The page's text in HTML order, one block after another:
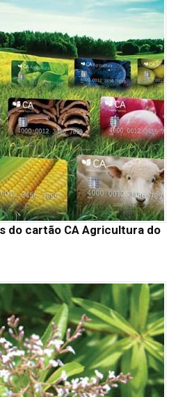
do cartão CA Agricultura do